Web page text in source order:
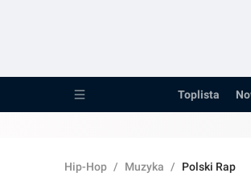
Toplista
Hip-Hop / Muzyka / Polski Rap